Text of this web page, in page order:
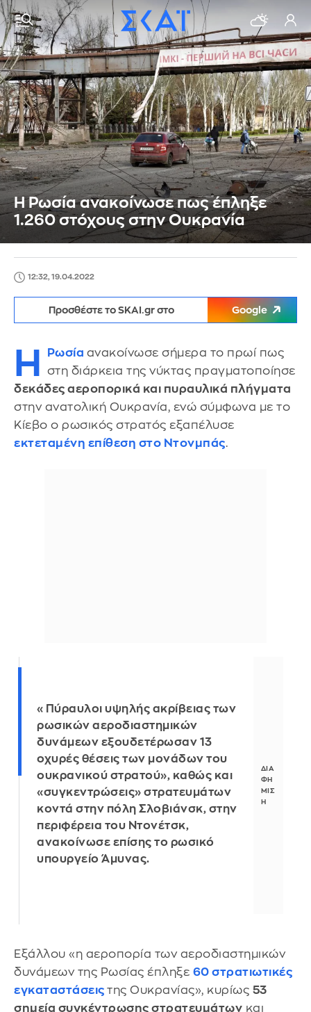
Η Ρωσία ανακοίνωσε πως έπληξε
1.260 στόχους στην Ουκρανία
12:32, 19.04.2022
Προσθέστε το SKAI.gr στο Google
Η Ρωσία ανακοίνωσε σήμερα το πρωί πως
στη διάρκεια της νύκτας πραγματοποίησε
δεκάδες αεροπορικά και πυραυλικά πλήγματα
στην ανατολική Ουκρανία, ενώ σύμφωνα με το
Κίεβο ο ρωσικός στρατός εξαπέλυσε
εκτεταμένη επίθεση στο Ντονμπάς.
«Πύραυλοι υψηλής ακρίβειας των
ρωσικών αεροδιαστημικών
δυνάμεων εξουδετέρωσαν 13
οχυρές θέσεις των μονάδων του
ουκρανικού στρατού», καθώς και
«συγκεντρώσεις» στρατευμάτων
κοντά στην πόλη Σλοβιάνσκ, στην
περιφέρεια του Ντονέτσκ,
ανακοίνωσε επίσης το ρωσικό
υπουργείο Άμυνας.
Εξάλλου «η αεροπορία των αεροδιαστημικών
δυνάμεων της Ρωσίας έπληξε 60 στρατιωτικές
εγκαταστάσεις της Ουκρανίας», κυρίως 53
σημεία συγκέντρωσης στρατευμάτων και